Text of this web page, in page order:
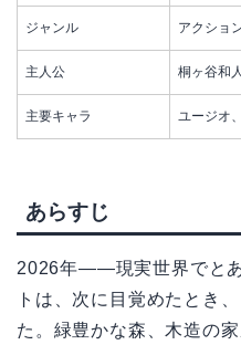
ジャンル アクショ
主人公 桐ヶ谷和
主要キャラ ユージオ
あらすじ
2026年——現実世界でと
トは、次に目覚めたとき
た。緑豊かな森、木造の